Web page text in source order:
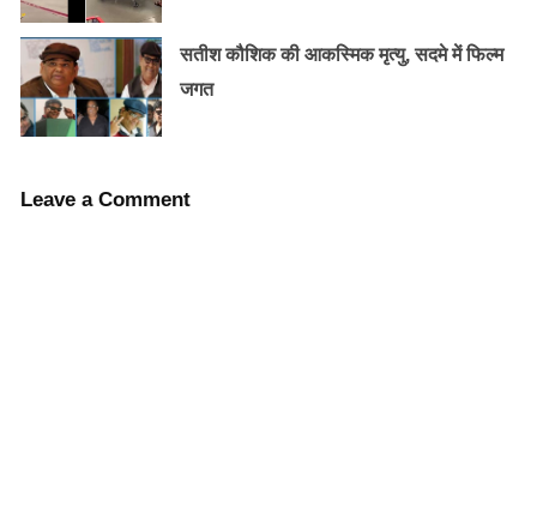
इसके तहत खाद्यान , दलहन ,तिलहन सभी को शामिल कर फसल
कटाई के बाद भी बारिश ,जलभराव , चक्रवात से होने वाला नुक्सान
का जोखीम भी बीमा योजना के दायरे में रखा गया है।
प्रणाली , मोबाइल एप एवं बैंकिंग जैसी सुविधाओं के सहारे इस
सतीश कौशिक की आकस्मिक मृत्यु, सदमे में फिल्म
जगत
Leave a Comment